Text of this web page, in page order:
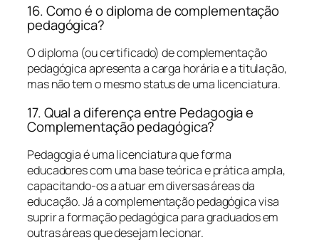
16. Como é o diploma de complementação
pedagógica?
O diploma (ou certificado) de complementação
pedagógica apresenta a carga horária e a titulação,
mas não tem o mesmo status de uma licenciatura.
17. Qual a diferença entre Pedagogia e
Complementação pedagógica?
Pedagogia é uma licenciatura que forma
educadores com uma base teórica e prática ampla,
capacitando-os a atuar em diversas áreas da
educação. Já a complementação pedagógica visa
suprir a formação pedagógica para graduados em
outras áreas que desejam lecionar.